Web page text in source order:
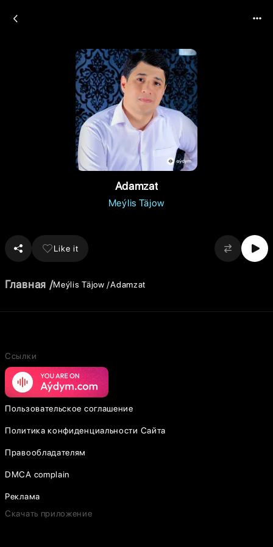
Adamzat
Meýlis Täjow
Like it
Главная Meýlis Täjow Adamzat
Ссылки
Пользовательское соглашение
Политика конфиденциальности Сайта
Правообладателям
DMCA complain
Реклама
Скачать приложение